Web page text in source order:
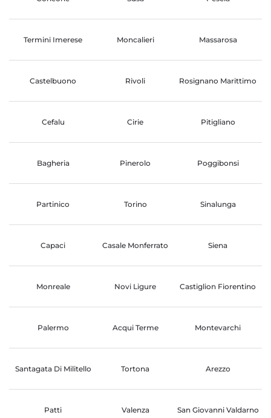
Termini Imerese Moncalieri Massarosa
Castelbuono Rivoli Rosignano Marittimo
Cefalu Cirie Pitigliano
Bagheria Pinerolo Poggibonsi
Partinico Torino Sinalunga
Capaci Casale Monferrato Siena
Monreale Novi Ligure Castiglion Fiorentino
Palermo Acqui Terme Montevarchi
Santagata Di Militello Tortona Arezzo
Patti Valenza San Giovanni Valdarno